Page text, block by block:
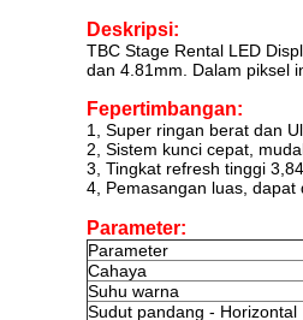
Deskripsi:
TBC Stage Rental LED
dan 4.81mm. Dalam piksel
Fepertimbangan:
1, Super ringan berat dan
2, Sistem kunci cepat,
3, Tingkat refresh tinggi
4, Pemasangan luas, dapat
Parameter:
Parameter
Cahaya
Suhu warna
Sudut pandang - Horizontal